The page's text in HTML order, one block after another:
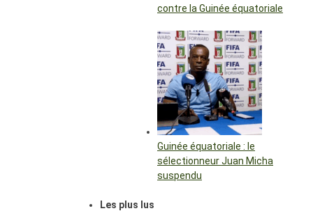
contre la Guinée équatoriale
Guinée équatoriale : le
sélectionneur Juan Micha
suspendu
Les plus lus